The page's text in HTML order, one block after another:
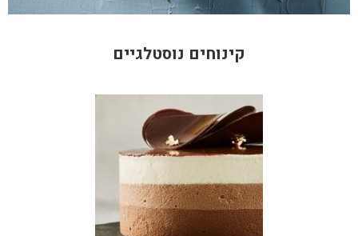
קינוחים נוסטלגיים